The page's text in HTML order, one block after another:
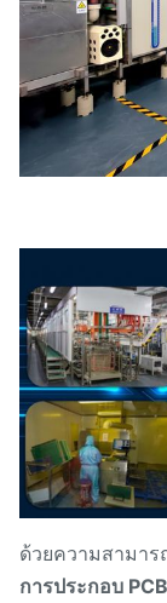
ด้วยความสามาร
การประกอบ